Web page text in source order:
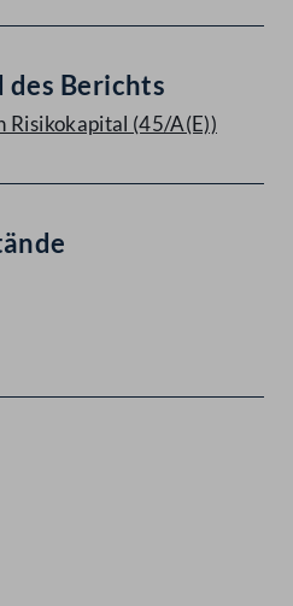
des Berichts
Risikokapital (45/A(E))